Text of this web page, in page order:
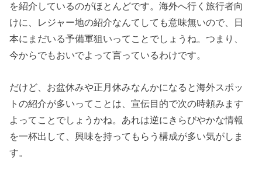
を紹介しているのがほとんどです。海外へ行く旅行者向
けに、レジャー地の紹介なんてしても意味無いので、日
本にまだいる予備軍狙いってことでしょうね。つまり、
今からでもおいでよって言っているわけです。
だけど、お盆休みや正月休みなんかになると海外スポッ
トの紹介が多いってことは、宣伝目的で次の時頼みます
よってことでしょうかね。あれは逆にきらびやかな情報
を一杯出して、興味を持ってもらう構成が多い気がしま
す。